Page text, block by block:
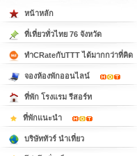
หน้าหลัก
ที่เที่ยวทั่วไทย 76 จังหวัด
ทำCRateกับTTT ได้มากกว่าที่คิด
จองห้องพักออนไลน์
ที่พัก โรงแรม รีสอร์ท
ที่พักแนะนำ
บริษัททัวร์ นำเที่ยว